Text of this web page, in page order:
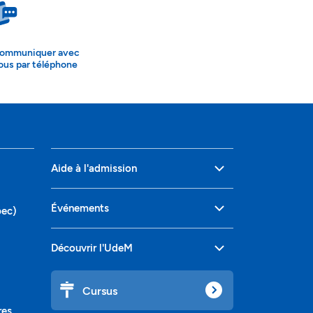
avec
par téléphone
Aide à l'admission
Événements
Découvrir l'UdeM
Cursus